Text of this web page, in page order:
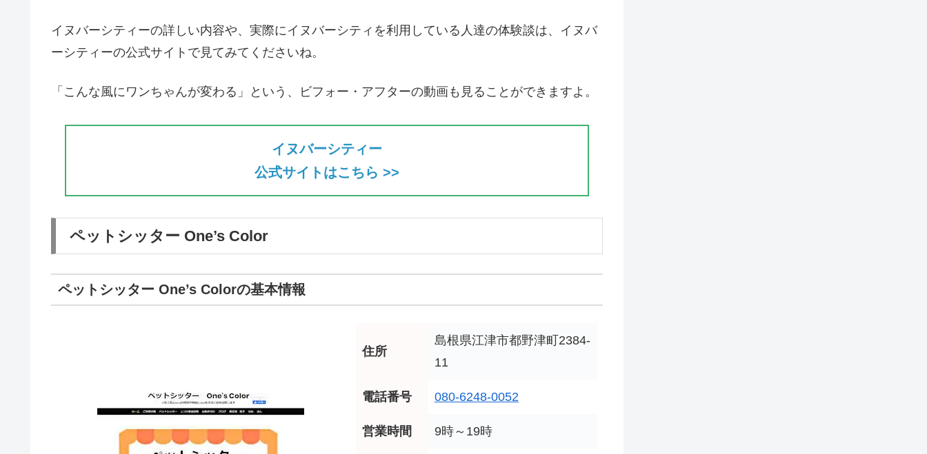
イヌバーシティーの詳しい内容や、実際にイヌバーシティを利用している人達の体験談は、イヌバ
ーシティーの公式サイトで見てみてくださいね。
「こんな風にワンちゃんが変わる」という、ビフォー・アフターの動画も見ることができますよ。
イヌバーシティー
公式サイトはこちら >>
ペットシッター One’s Color
ペットシッター One’s Colorの基本情報
住所
島根県江津市都野津町2384-
11
電話番号 080-6248-0052
営業時間 9時～19時